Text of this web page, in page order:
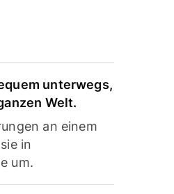
unterwegs,
Welt.
an einem
in
um.